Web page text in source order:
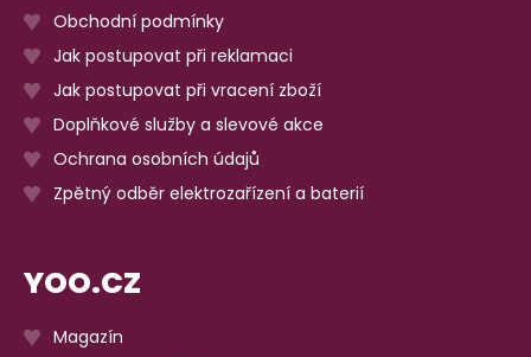
Obchodní podmínky
Jak postupovat při reklamaci
Jak postupovat při vracení zboží
Doplňkové služby a slevové akce
Ochrana osobních údajů
Zpětný odběr elektrozařízení a baterií
YOO.CZ
Magazín